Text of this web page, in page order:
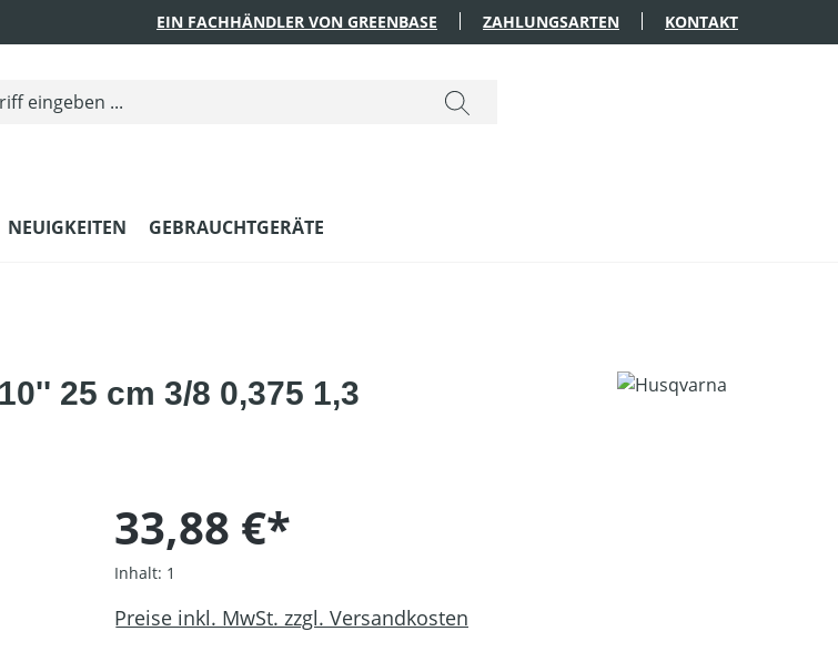
EIN FACHHÄNDLER VON GREENBASE ZAHLUNGSARTEN KONTAKT
NEUIGKEITEN GEBRAUCHTGERÄTE
25 cm 3/8 0,375 1,3
33,88 €*
Inhalt: 1
Preise inkl. MwSt. zzgl. Versandkosten